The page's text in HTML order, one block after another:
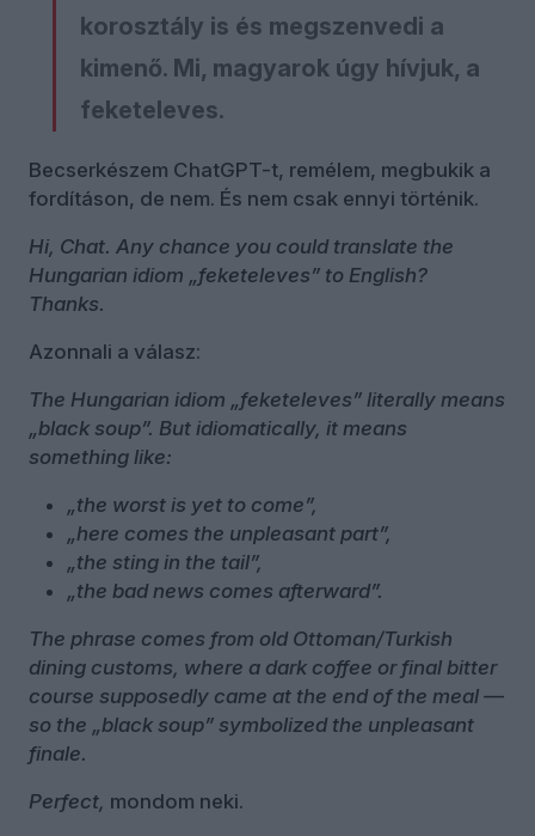
korosztály is és megszenvedi a
kimenő. Mi, magyarok úgy hívjuk, a
feketeleves.
Becserkészem ChatGPT-t, remélem, megbukik a
fordításon, de nem. És nem csak ennyi történik.
Hi, Chat. Any chance you could translate the
Hungarian idiom „feketeleves” to English?
Thanks.
Azonnali a válasz:
The Hungarian idiom „feketeleves” literally means
„black soup”. But idiomatically, it means
something like:
„the worst is yet to come”,
„here comes the unpleasant part”,
„the sting in the tail”,
„the bad news comes afterward”.
The phrase comes from old Ottoman/Turkish
dining customs, where a dark coffee or final bitter
course supposedly came at the end of the meal —
so the „black soup” symbolized the unpleasant
finale.
Perfect, mondom neki.